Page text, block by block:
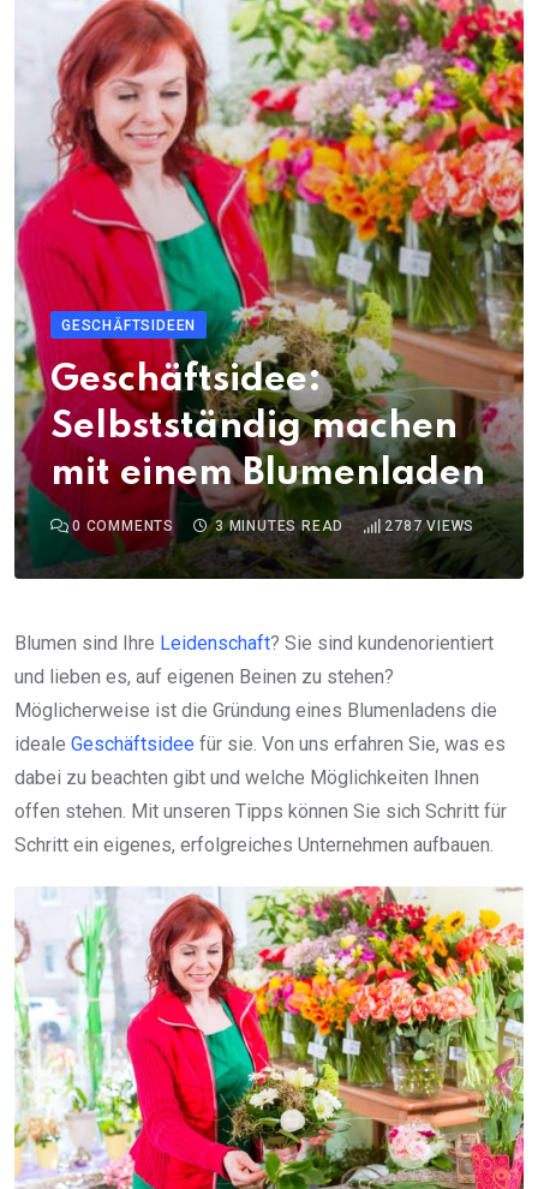
GESCHÄFTSIDEEN
Geschäftsidee:
Selbstständig machen
mit einem Blumenladen
0 COMMENTS 3 MINUTES READ 2787VIEWS
Blumen sind Ihre Leidenschaft? Sie sind kundenorientiert
und lieben es, auf eigenen Beinen zu stehen?
Möglicherweise ist die Gründung eines Blumenladens die
ideale Geschäftsidee für sie. Von uns erfahren Sie, was es
dabei zu beachten gibt und welche Möglichkeiten Ihnen
offen stehen. Mit unseren Tipps können Sie sich Schritt für
Schritt ein eigenes, erfolgreiches Unternehmen aufbauen.